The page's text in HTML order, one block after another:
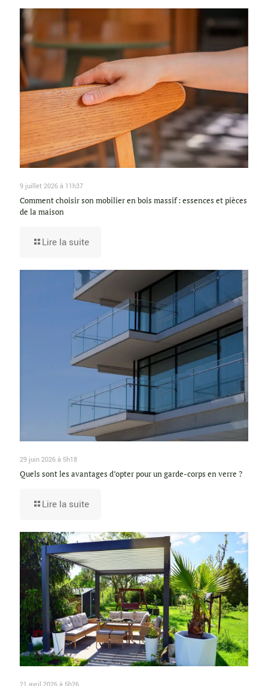
9 juillet 2026 à 11h37
Comment choisir son mobilier en bois massif : essences et pièces
de la maison
Lire la suite
29 juin 2026 à 5h18
Quels sont les avantages d’opter pour un garde-corps en verre ?
Lire la suite